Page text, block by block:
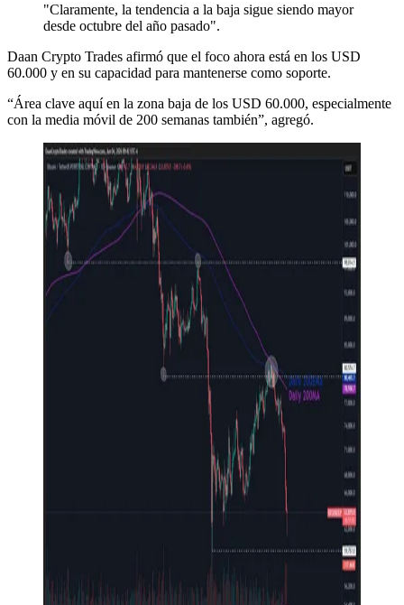
"Claramente, la tendencia a la baja sigue siendo mayor
desde octubre del año pasado".
Daan Crypto Trades afirmó que el foco ahora está en los USD
60.000 y en su capacidad para mantenerse como soporte.
“Área clave aquí en la zona baja de los USD 60.000, especialmente
con la media móvil de 200 semanas también”, agregó.